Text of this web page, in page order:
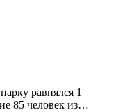
равнялся 1
85 человек из…